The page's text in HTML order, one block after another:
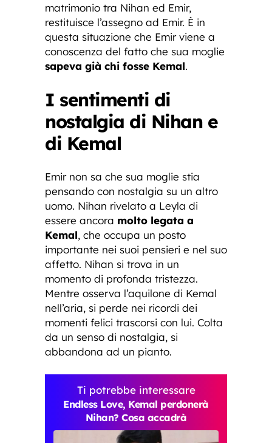
matrimonio tra Nihan ed Emir,
restituisce l’assegno ad Emir. È in
questa situazione che Emir viene a
conoscenza del fatto che sua moglie
sapeva già chi fosse Kemal.
I sentimenti di
nostalgia di Nihan e
di Kemal
Emir non sa che sua moglie stia
pensando con nostalgia su un altro
uomo. Nihan rivelato a Leyla di
essere ancora molto legata a
Kemal, che occupa un posto
importante nei suoi pensieri e nel suo
affetto. Nihan si trova in un
momento di profonda tristezza.
Mentre osserva l’aquilone di Kemal
nell’aria, si perde nei ricordi dei
momenti felici trascorsi con lui. Colta
da un senso di nostalgia, si
abbandona ad un pianto.
Ti potrebbe interessare
Endless Love, Kemal perdonerà
Nihan? Cosa accadrà